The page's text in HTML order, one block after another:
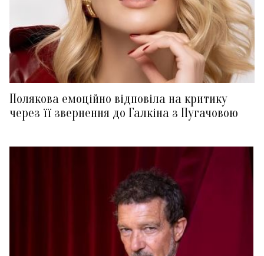
Полякова емоційно відповіла на критику
через її звернення до Галкіна з Пугачовою